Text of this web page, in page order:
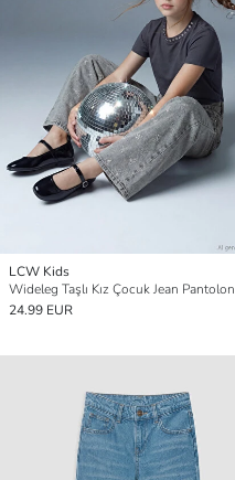
LCW Kids
Wideleg Taşlı Kız Çocuk Jean Pantolon
24.99 EUR